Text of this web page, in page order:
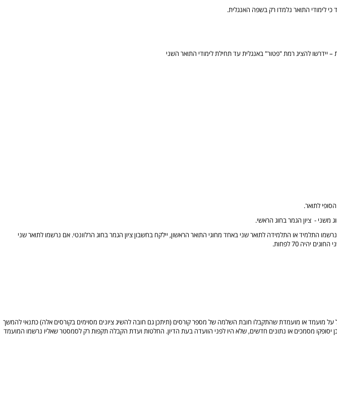
לימודי התואר נלמדו רק בשפה האנגלית.
להציג רמת "פטור" באנגלית עד תחילת לימודי התואר השני
לתואר.
משני - ציון הגמר בחוג הראשי.
התלמיד או התלמידה לתואר שני באחד מחוגי התואר הראשון, יילקח בחשבון ציון הגמר בחוג הרלוונטי. אם נרשמו לתואר שני
70 לפחות.
על מועמד או מועמדת שהתקבלו חובת השלמה של מספר קורסים (תיתכן גם חובה להשיג ציונים מסוימים בקורסים אלה) כתנאי להמשך
יסופקו מסמכים או נתונים חדשים, שלא היו לפני הוועדה בעת הדיון. החלטות ועדת הקבלה תקפות רק לסמסטר שאליו נרשמו המועמד